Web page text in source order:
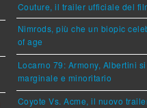
Couture, il trailer ufficiale del
Nimrods, più che un biopic
of age
Locarno 79: Armony, Albertini
marginale e minoritario
Coyote Vs. Acme, il nuovo